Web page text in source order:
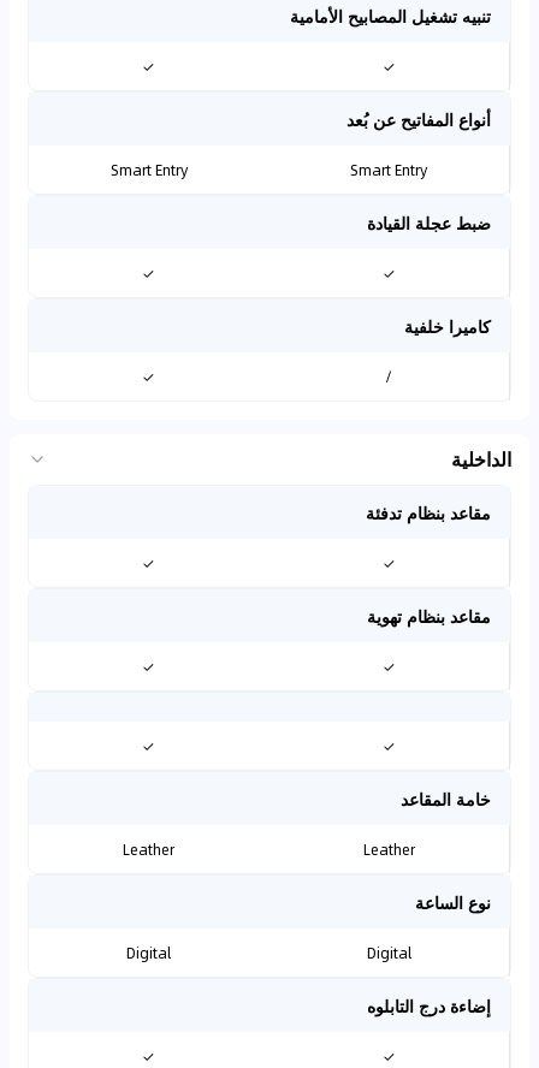
تنبيه تشغيل المصابيح الأمامية
✓
✓
أنواع المفاتيح عن بُعد
Smart Entry
Smart Entry
ضبط عجلة القيادة
✓
✓
كاميرا خلفية
/
✓
الداخلية
مقاعد بنظام تدفئة
✓
✓
مقاعد بنظام تهوية
✓
✓
✓
✓
خامة المقاعد
Leather
Leather
نوع الساعة
Digital
Digital
إضاءة درج التابلوه
✓
✓